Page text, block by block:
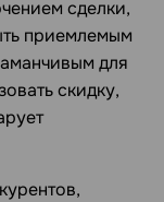
сделки,
приемлемым
для
скидку,